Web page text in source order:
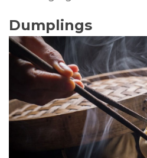
Dumplings